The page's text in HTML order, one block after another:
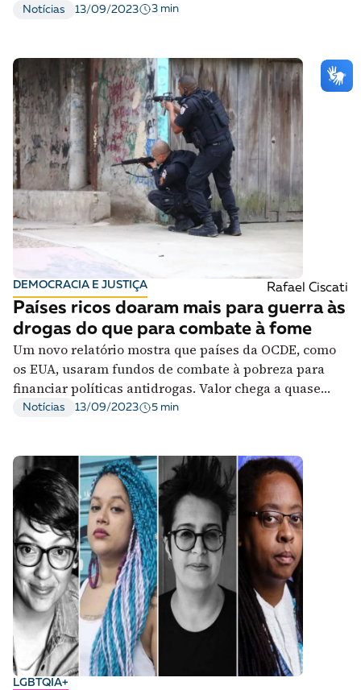
Notícias 13/09/2023 3 min
DEMOCRACIA E JUSTIÇA Rafael Ciscati
Países ricos doaram mais para guerra às
drogas do que para combate à fome
Um novo relatório mostra que países da OCDE, como
os EUA, usaram fundos de combate à pobreza para
financiar políticas antidrogas. Valor chega a quase
US$1 bi em 10 anos
Notícias 13/09/2023 5 min
LGBTQIA+